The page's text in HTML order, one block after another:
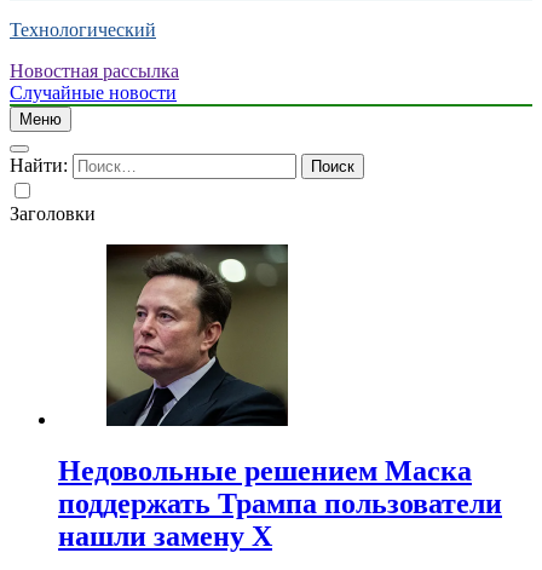
Технологический
Новостная рассылка
Случайные новости
Меню
Найти:
Заголовки
Недовольные решением Маска
поддержать Трампа пользователи
нашли замену X